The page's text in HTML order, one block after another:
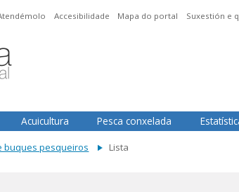
Accesibilidade Mapa do portal Suxestión e
Acuicultura Pesca conxelada
buques pesqueiros Lista